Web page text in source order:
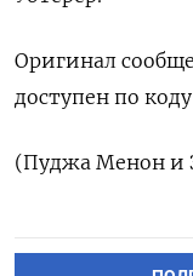
Оригинал
‌доступен по
(Пуджа Менон и